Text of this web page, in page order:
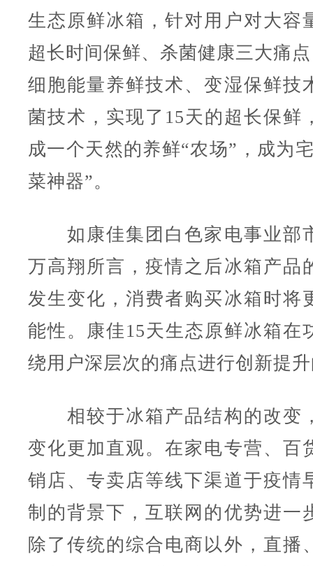
生态原鲜冰箱，针对用户对大容
超长时间保鲜、杀菌健康三大痛
细胞能量养鲜技术、变湿保鲜技
菌技术，实现了15天的超长保鲜
成一个天然的养鲜“农场”，成为
菜神器”。
如康佳集团白色家电事业部
万高翔所言，疫情之后冰箱产品
发生变化，消费者购买冰箱时将
能性。康佳15天生态原鲜冰箱在
绕用户深层次的痛点进行创新提
相较于冰箱产品结构的改变
变化更加直观。在家电专营、百
销店、专卖店等线下渠道于疫情
制的背景下，互联网的优势进一
除了传统的综合电商以外，直播